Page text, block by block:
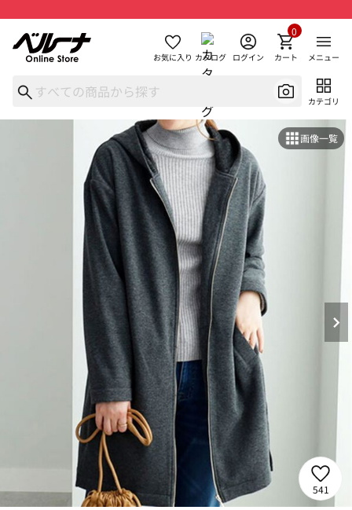
お気に入り カタログ ログイン カート
0
メニュー
カテゴリ
画像一覧
541